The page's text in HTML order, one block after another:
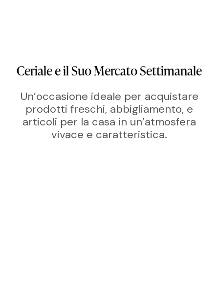
CerialeeilSuoMercatoSettimanale
Un’occasione ideale per acquistare
prodotti freschi, abbigliamento, e
articoli per la casa in un’atmosfera
vivace e caratteristica.